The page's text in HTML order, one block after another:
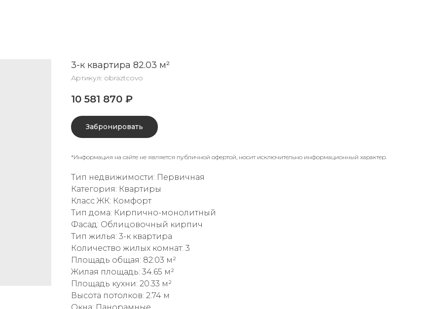
3-к квартира 82.03 м²
Артикул: obraztcovo
10 581 870 ₽
Забронировать
*Информация на сайте не является публичной офертой, носит исключительно информационный характер.
Тип недвижимости: Первичная
Категория: Квартиры
Класс ЖК: Комфорт
Тип дома: Кирпично-монолитный
Фасад: Облицовочный кирпич
Тип жилья: 3-к квартира
Количество жилых комнат: 3
Площадь общая: 82.03 м²
Жилая площадь: 34.65 м²
Площадь кухни: 20.33 м²
Высота потолков: 2.74 м
Окна: Панорамные